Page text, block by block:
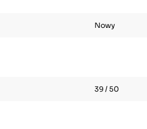
Nowy
39 / 50